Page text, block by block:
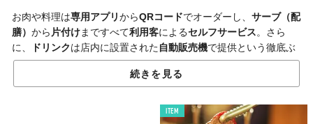
お肉や料理は専用アプリからQRコードでオーダーし、 サーブ（配
膳） から片付けまですべて利用客によるセルフサービス。さら
に、
ドリンクは店内に設置された自動販売機で提供という徹底ぶ
り。
その結果、お店としては人件費が抑えられるため、原価率の高い
で提供できることに。利用客の満足度
ウィンウィンというわけだ。
続きを見る
ITEM